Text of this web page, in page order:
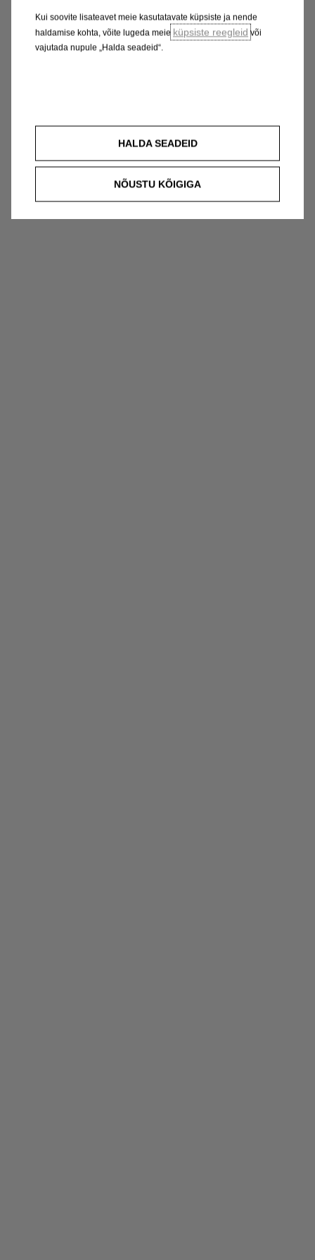
Kui soovite lisateavet meie kasutatavate küpsiste ja nende
haldamise kohta, võite lugeda meie küpsiste reegleid või
vajutada nupule „Halda seadeid“.
HALDA SEADEID
NÕUSTU KÕIGIGA